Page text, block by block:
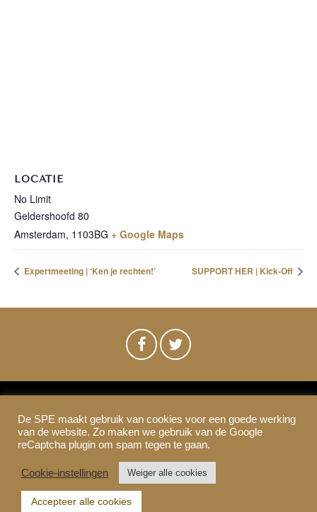
LOCATIE
No Limit
Geldershoofd 80
Amsterdam, 1103BG + Google Maps
Expertmeeting | ‘Ken je rechten!’ SUPPORT HER | Kick-Off
SPE-Amsterdam © 2021
Colofon & Disclaimer
Privacy Cookies
De SPE maakt gebruik van cookies voor een goede werking
van de website. Zo maken we gebruik van de Google
reCaptcha plugin om spam tegen te gaan.
Cookie-instellingen Weiger alle cookies
Accepteer alle cookies